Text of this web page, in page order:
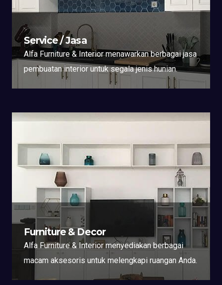
Service / Jasa
Alfa Furniture & Interior menawarkan berbagai jasa
pembuatan interior untuk segala jenis hunian.
Furniture & Decor
Alfa Furniture & Interior menyediakan berbagai
macam aksesoris untuk melengkapi ruangan Anda.